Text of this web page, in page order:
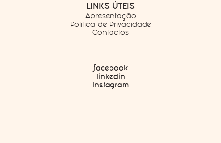
LINKS ÚTEIS
Apresentação
Politica de Privacidade
Contactos
facebook
linkedin
instagram